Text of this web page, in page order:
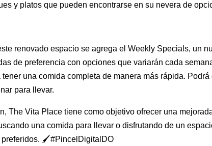
y platos que pueden encontrarse en su nevera de
renovado espacio se agrega el Weekly Specials, un
de preferencia con opciones que variarán cada
una comida completa de manera más rápida.
para llevar.
The Vita Place tiene como objetivo ofrecer una
una comida para llevar o disfrutando de un
preferidos. 🖌️#PincelDigitalDO